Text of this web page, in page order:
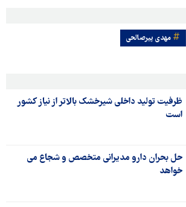
مهدی پیرصالحی
ظرفیت تولید داخلی شیرخشک بالاتر از نیاز کشور
است
حل بحران دارو مدیرانی متخصص و شجاع می
خواهد